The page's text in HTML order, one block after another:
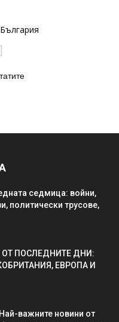
седмица: войни,
политически трусове,
ПОСЛЕДНИТЕ ДНИ:
ЕВРОПА И
важните новини от